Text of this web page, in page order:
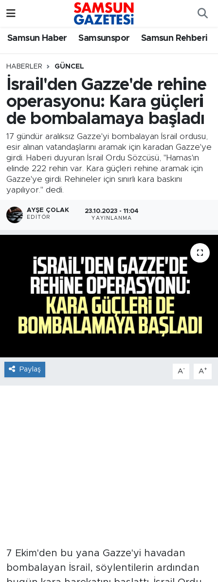
Samsun Haber Samsunspor Samsun Rehberi
HABERLER GÜNCEL
İsrail'den Gazze'de rehine
operasyonu: Kara güçleri
de bombalamaya başladı
17 gündür aralıksız Gazze'yi bombalayan İsrail ordusu,
esir alınan vatandaşlarını aramak için karadan Gazze'ye
girdi. Haberi duyuran İsrail Ordu Sözcüsü, "Hamas'ın
elinde 222 rehin var. Kara güçleri rehine aramak için
Gazze'ye girdi. Rehineler için sınırlı kara baskını
yapılıyor." dedi.
AYŞE ÇOLAK
EDITÖR
23.10.2023 - 11:04
YAYINLANMA
Paylaş A- A+
7 Ekim'den bu yana Gazze'yi havadan
bombalayan İsrail, söylentilerin ardından
Samsun Haber
Samsunspor
Samsun Rehberi
Resmi İlanlar
Samsun Nöbetçi Eczaneler
Samsun Hava Durumu
SAMSUN Namaz Vakitleri
Samsun Trafik Yoğunluk Haritası
Süper Lig Puan Durumu ve Fikstür
Tüm Manşetler
Son Dakika Haberleri
Haber Arşivi